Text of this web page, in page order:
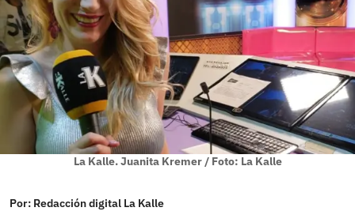
La Kalle. Juanita Kremer / Foto: La Kalle
Por: Redacción digital La Kalle